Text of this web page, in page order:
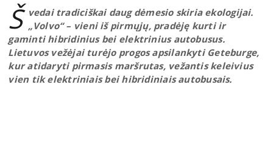
Š vedai tradiciškai daug dėmesio skiria ekologijai.
„Volvo“ – vieni iš pirmųjų, pradėję kurti ir
gaminti hibridinius bei elektrinius autobusus.
Lietuvos vežėjai turėjo progos apsilankyti Geteburge,
kur atidaryti pirmasis maršrutas, vežantis keleivius
vien tik elektriniais bei hibridiniais autobusais.